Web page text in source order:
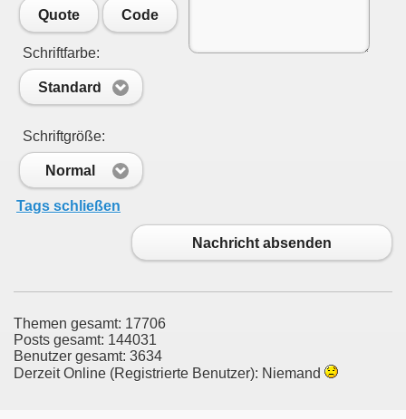
Quote Code
Schriftfarbe:
Standard
Schriftgröße:
Normal
Tags schließen
Nachricht absenden
Themen gesamt: 17706
Posts gesamt: 144031
Benutzer gesamt: 3634
Derzeit Online (Registrierte Benutzer): Niemand